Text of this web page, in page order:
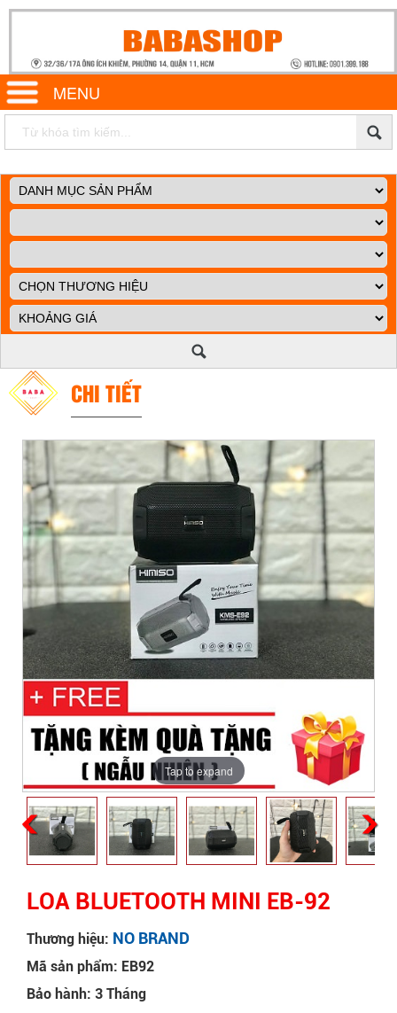
MENU
CHI TIẾT
Tap to expand
LOA BLUETOOTH MINI EB-92
Thương hiệu: NO BRAND
Mã sản phẩm: EB92
Bảo hành: 3 Tháng